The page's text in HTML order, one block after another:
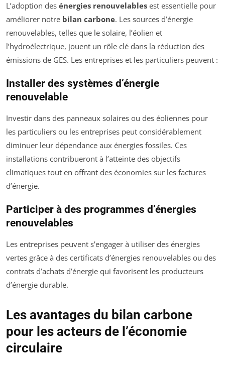
L’adoption des énergies renouvelables est essentielle pour
améliorer notre bilan carbone. Les sources d’énergie
renouvelables, telles que le solaire, l’éolien et
l’hydroélectrique, jouent un rôle clé dans la réduction des
émissions de GES. Les entreprises et les particuliers peuvent :
Installer des systèmes d’énergie
renouvelable
Investir dans des panneaux solaires ou des éoliennes pour
les particuliers ou les entreprises peut considérablement
diminuer leur dépendance aux énergies fossiles. Ces
installations contribueront à l’atteinte des objectifs
climatiques tout en offrant des économies sur les factures
d’énergie.
Participer à des programmes d’énergies
renouvelables
Les entreprises peuvent s’engager à utiliser des énergies
vertes grâce à des certificats d’énergies renouvelables ou des
contrats d’achats d’énergie qui favorisent les producteurs
d’énergie durable.
Les avantages du bilan carbone
pour les acteurs de l’économie
circulaire